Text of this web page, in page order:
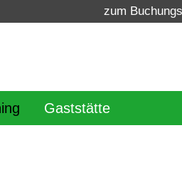
zum
Gaststätte